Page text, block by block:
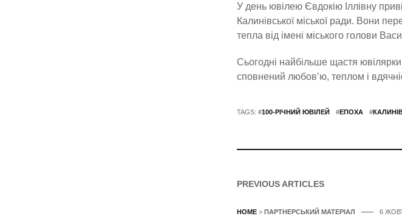
У день ювілею Євдокію Іллівну
Калинівської міської ради. Вони
тепла від імені міського голови
Сьогодні найбільше щастя ювілярки
сповнений любов’ю, теплом і
TAGS: #100-РІЧНИЙ ЮВІЛЕЙ #ЕПОХА #
PREVIOUS ARTICLES
HOME> ПАРТНЕРСЬКИЙ МАТЕРІАЛ 6